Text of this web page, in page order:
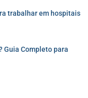
trabalhar em hospitais
Guia Completo para